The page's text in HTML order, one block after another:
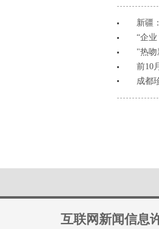
新疆
“企
"热
前10
成都
互联网新闻信息